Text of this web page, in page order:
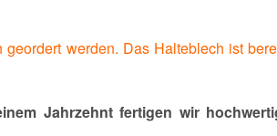
werden. Das Halteblech ist
Jahrzehnt fertigen wir